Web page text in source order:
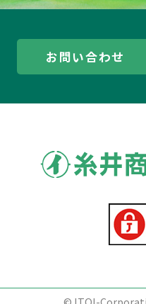
会社案内パン
会社情報
ごあいさつ
経営理念
糸井ホール
採用情報
お問い合わせ